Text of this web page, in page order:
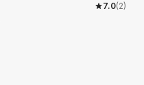
7.0(2)